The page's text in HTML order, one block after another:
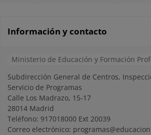
Información y contacto
Ministerio de Educación y Formación
Subdirección General de Centros,
Servicio de Programas
Calle Los Madrazo, 15-17
28014 Madrid
Teléfono: 917018000 Ext 20039
Correo electrónico: